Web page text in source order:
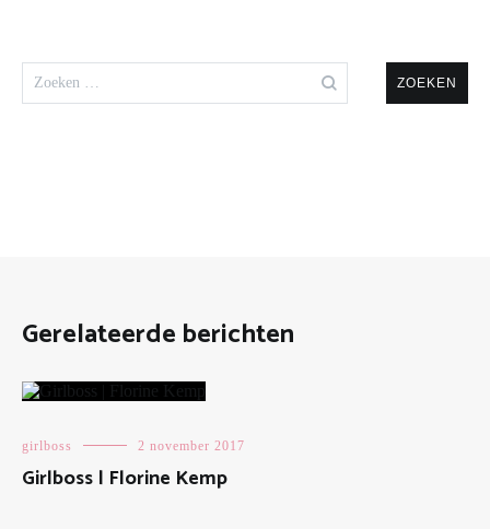
naar:
Gerelateerde berichten
girlboss 2 november 2017
Girlboss | Florine Kemp